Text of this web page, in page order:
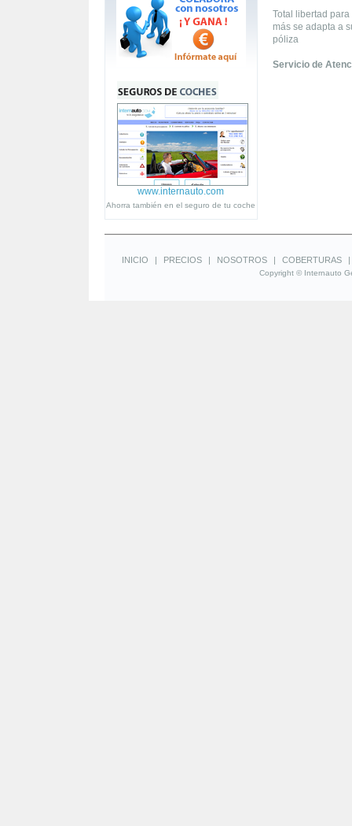
www.internauto.com
Ahorra también en el seguro de tu coche
Total libertad
más se adapta a
póliza
Servicio de
INICIO | PRECIOS | NOSOTROS | COBERTURAS |
Copyright © Internauto